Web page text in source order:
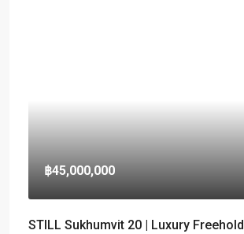
฿45,000,000
STILL Sukhumvit 20 | Luxury Freehold